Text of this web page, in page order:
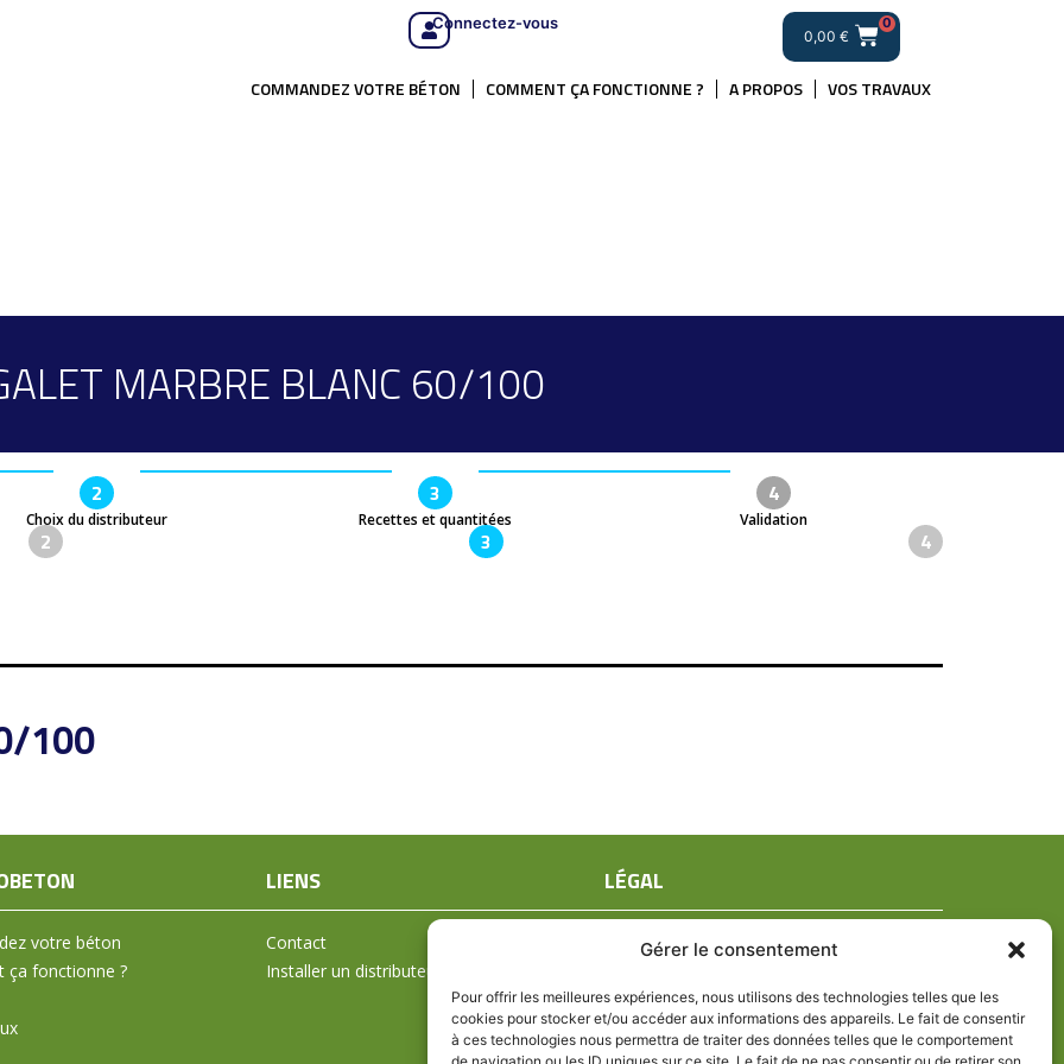
Gérer le consentement
Pour offrir les meilleures expériences, nous utilisons des technologies telles que les
cookies pour stocker et/ou accéder aux informations des appareils. Le fait de consentir
à ces technologies nous permettra de traiter des données telles que le comportement
Connectez-vous
0,00 €
0
COMMANDEZ VOTRE BÉTON COMMENT ÇA FONCTIONNE ? A PROPOS VOS TRAVAUX
MARBRE BLANC 60/100
2
Choix du distributeur
3
Recettes et quantitées
4
Validation
2 3 4
100
votre béton
ça fonctionne ?
LIENS
Contact
Installer un distributeur
LÉGAL
Mentions légales
Politique de confidentialité
Politique de cookies (UE)